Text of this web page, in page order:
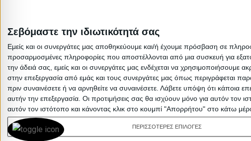
Σεβόμαστε την ιδιωτικότητά σας
Εμείς και οι συνεργάτες μας αποθηκεύουμε και/ή έχουμε πρόσβαση σε
προσαρμοσμένες πληροφορίες που αποστέλλονται από μια συσκευή για
την άδειά σας, εμείς και οι συνεργάτες μας ενδέχεται να
στην επεξεργασία από εμάς και τους συνεργάτες μας όπως περιγράφεται
πριν συναινέσετε ή να αρνηθείτε να συναινέσετε. Λάβετε υπόψη ότι κάποια
αυτήν την επεξεργασία. Οι προτιμήσεις σας θα ισχύουν μόνο για αυτόν τον
αυτόν τον ιστότοπο και κάνοντας κλικ στο κουμπί "Απορρήτου" στο κάτω
ΠΕΡΙΣΣΟΤΕΡΕΣ ΕΠΙΛΟΓΕΣ
Brand
ArteLibre 1